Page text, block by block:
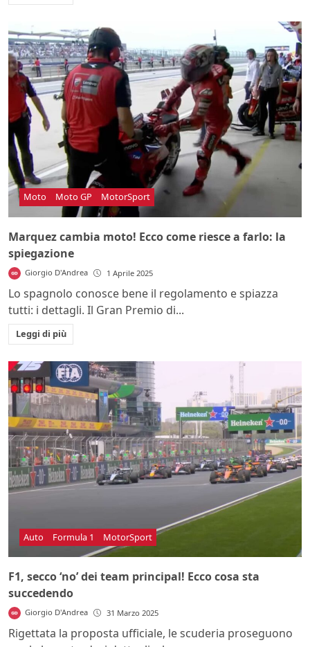
Moto Moto GP MotorSport
Marquez cambia moto! Ecco come riesce a farlo: la
spiegazione
Giorgio D'Andrea 1 Aprile 2025
Lo spagnolo conosce bene il regolamento e spiazza
tutti: i dettagli. Il Gran Premio di...
Leggi di più
Auto Formula 1 MotorSport
F1, secco ‘no’ dei team principal! Ecco cosa sta
succedendo
Giorgio D'Andrea 31 Marzo 2025
Rigettata la proposta ufficiale, le scuderia proseguono